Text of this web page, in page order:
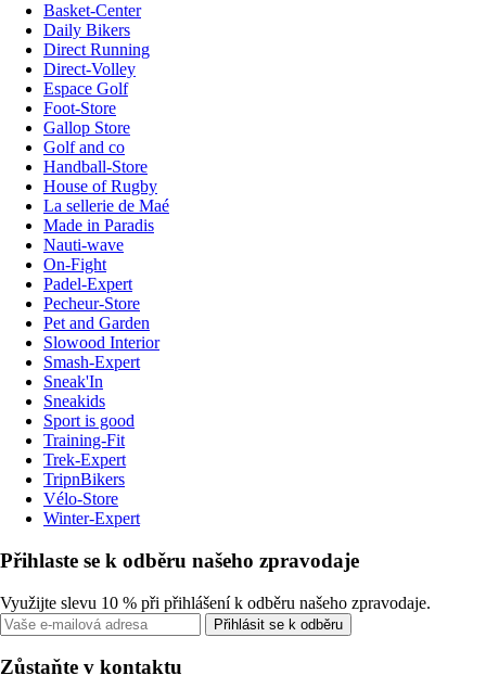
Basket-Center
Daily Bikers
Direct Running
Direct-Volley
Espace Golf
Foot-Store
Gallop Store
Golf and co
Handball-Store
House of Rugby
La sellerie de Maé
Made in Paradis
Nauti-wave
On-Fight
Padel-Expert
Pecheur-Store
Pet and Garden
Slowood Interior
Smash-Expert
Sneak'In
Sneakids
Sport is good
Training-Fit
Trek-Expert
TripnBikers
Vélo-Store
Winter-Expert
Přihlaste se k odběru našeho zpravodaje
Využijte slevu 10 % při přihlášení k odběru našeho zpravodaje.
Přihlásit se k odběru
Zůstaňte v kontaktu